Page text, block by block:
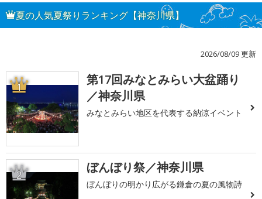
夏の人気夏祭りランキング【神奈川県】
2026/08/09 更新
1
第17回みなとみらい大盆踊り
／神奈川県
みなとみらい地区を代表する納涼イベント
2 ぼんぼり祭／神奈川県
ぼんぼりの明かり広がる鎌倉の夏の風物詩